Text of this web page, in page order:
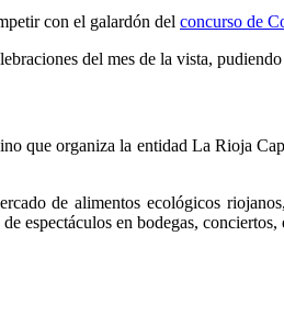
con el galardón del concurso de
del mes de la vista,
que organiza la entidad La Rioja
de alimentos ecológicos
espectáculos en bodegas,